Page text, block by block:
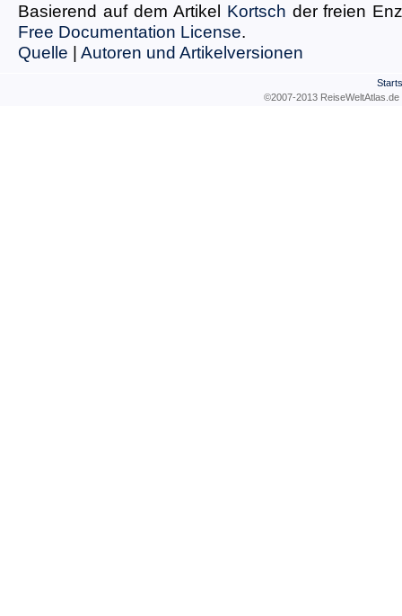
Basierend auf dem Artikel Kortsch der freien
Free Documentation License.
Quelle | Autoren und Artikelversionen
©2007-2013